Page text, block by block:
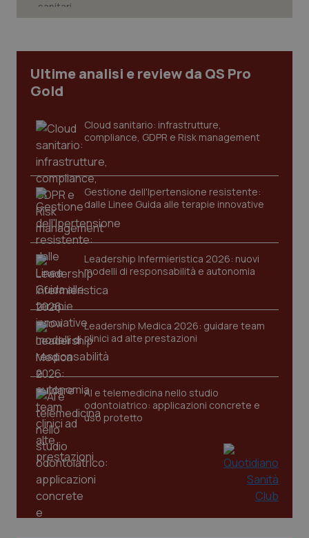
Ultime analisi e review da QS Pro
Gold
Cloud sanitario: infrastrutture,
compliance, GDPR e Risk management
Gestione dell'Ipertensione resistente:
dalle Linee Guida alle terapie innovative
Leadership Infermieristica 2026: nuovi
modelli di responsabilità e autonomia
Leadership Medica 2026: guidare team
clinici ad alte prestazioni
AI e telemedicina nello studio
odontoiatrico: applicazioni concrete e
uso protetto
tracking-sites-ironfish-
tracking-enable
www.quotidianosanita.it
tracking-sites-ironfish-
session-id
www.quotidianosanita.it